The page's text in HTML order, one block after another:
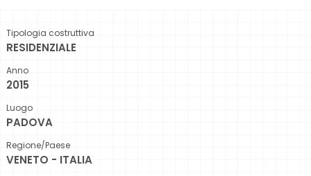
Tipologia costruttiva
RESIDENZIALE
Anno
2015
Luogo
PADOVA
Regione/Paese
VENETO - ITALIA